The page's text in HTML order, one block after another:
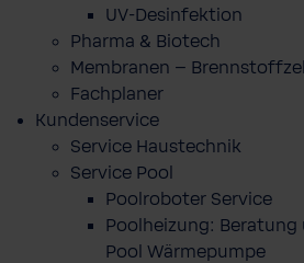
UV-Desinfektion
Pharma & Biotech
Membranen –
Fachplaner
Kundenservice
Service Haustechnik
Service Pool
Poolroboter Service
Poolheizung:
Pool Wärmepumpe